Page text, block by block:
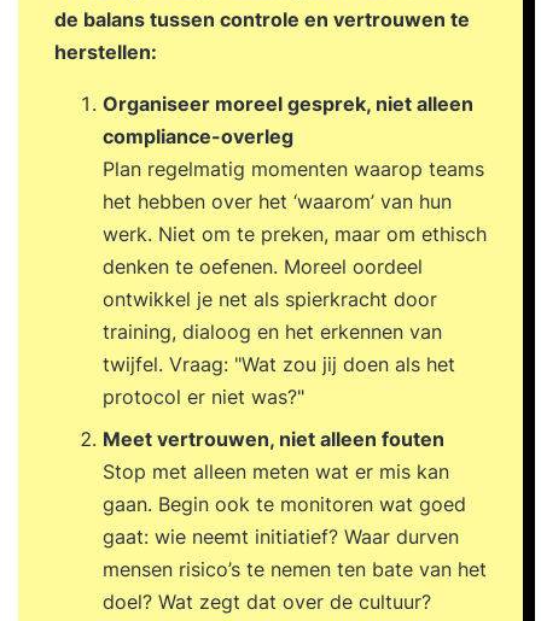
de balans tussen controle en vertrouwen te
herstellen:
Organiseer moreel gesprek, niet alleen
compliance-overleg
Plan regelmatig momenten waarop teams
het hebben over het ‘waarom’ van hun
werk. Niet om te preken, maar om ethisch
denken te oefenen. Moreel oordeel
ontwikkel je net als spierkracht door
training, dialoog en het erkennen van
twijfel. Vraag: "Wat zou jij doen als het
protocol er niet was?"
Meet vertrouwen, niet alleen fouten
Stop met alleen meten wat er mis kan
gaan. Begin ook te monitoren wat goed
gaat: wie neemt initiatief? Waar durven
mensen risico’s te nemen ten bate van het
doel? Wat zegt dat over de cultuur?